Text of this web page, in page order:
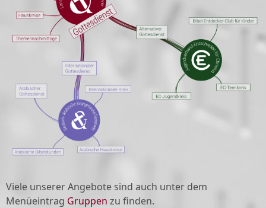
Viele unserer Angebote sind auch unter dem
Menüeintrag Gruppen zu finden.